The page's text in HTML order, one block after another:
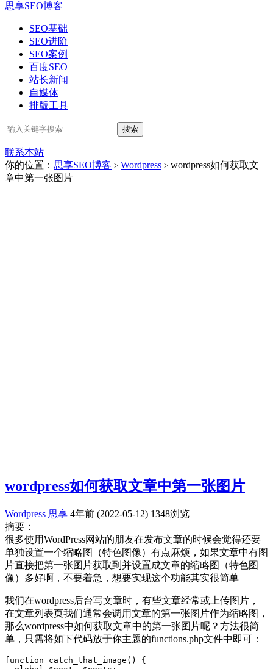
思享SEO博客
SEO基础
SEO进阶
SEO案例
百度SEO
站长新闻
自媒体
排版工具
联系本站
你的位置： 思享SEO博客 > Wordpress > wordpress如何获取文
章中第一张图片
wordpress如何获取文章中第一张图片
Wordpress 思享 4年前 (2022-05-12) 1348浏览
摘要：
很多使用WordPress网站的朋友在发布文章的时候会觉得还要
单独设置一个缩略图（特色图像）有点麻烦，如果文章中有图
片直接把第一张图片获取到并设置成文章的缩略图（特色图
像）多好啊，不要着急，想要实现这个功能其实很简单
我们在wordpress后台写文章时，有些文章经常或上传图片，
在文章列表页我们通常会调用文章的第一张图片作为缩略图，
那么wordpress中如何获取文章中的第一张图片呢？方法很简
单，只需将如下代码放于你主题的functions.php文件中即可：
function catch_that_image() {